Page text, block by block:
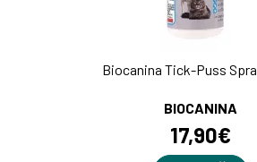
Biocanina Tick-Puss
BIOCANINA
17,90€